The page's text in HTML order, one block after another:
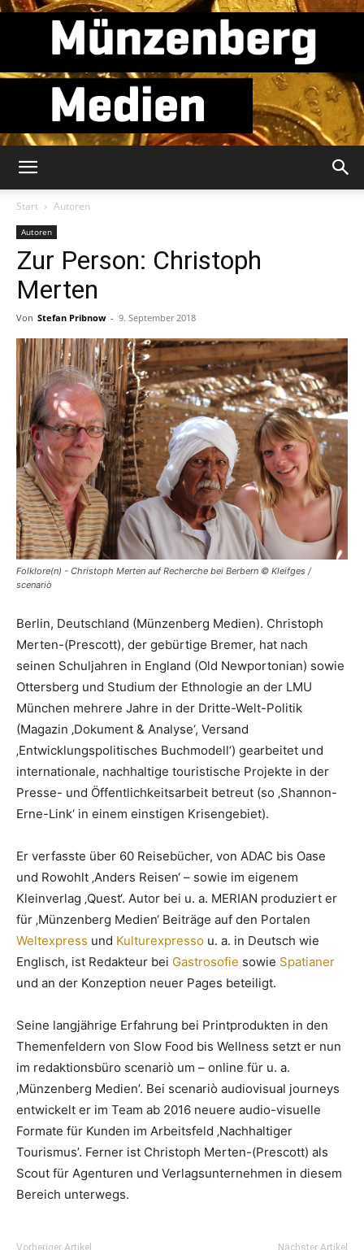
Medien
Start Autoren
Autoren
Zur Person: Christoph
Merten
Von Stefan Pribnow - 9. September 2018
Folklore(n) - Christoph Merten auf Recherche bei Berbern © Kleifges /
scenariò
Berlin, Deutschland (Münzenberg Medien). Christoph
Merten-(Prescott), der gebürtige Bremer, hat nach
seinen Schuljahren in England (Old Newportonian) sowie
Ottersberg und Studium der Ethnologie an der LMU
München mehrere Jahre in der Dritte-Welt-Politik
(Magazin ‚Dokument & Analyse‘, Versand
‚Entwicklungspolitisches Buchmodell‘) gearbeitet und
internationale, nachhaltige touristische Projekte in der
Presse- und Öffentlichkeitsarbeit betreut (so ‚Shannon-
Erne-Link‘ in einem einstigen Krisengebiet).
Er verfasste über 60 Reisebücher, von ADAC bis Oase
und Rowohlt ‚Anders Reisen‘ – sowie im eigenem
Kleinverlag ‚Quest‘. Autor bei u. a. MERIAN produziert er
für ‚Münzenberg Medien‘ Beiträge auf den Portalen
Weltexpress und Kulturexpresso u. a. in Deutsch wie
Englisch, ist Redakteur bei Gastrosofie sowie Spatianer
und an der Konzeption neuer Pages beteiligt.
Seine langjährige Erfahrung bei Printprodukten in den
Themenfeldern von Slow Food bis Wellness setzt er nun
im redaktionsbüro scenariò um – online für u. a.
‚Münzenberg Medien’. Bei scenariò audiovisual journeys
entwickelt er im Team ab 2016 neuere audio-visuelle
Formate für Kunden im Arbeitsfeld ‚Nachhaltiger
Tourismus’. Ferner ist Christoph Merten-(Prescott) als
Scout für Agenturen und Verlagsunternehmen in diesem
Bereich unterwegs.